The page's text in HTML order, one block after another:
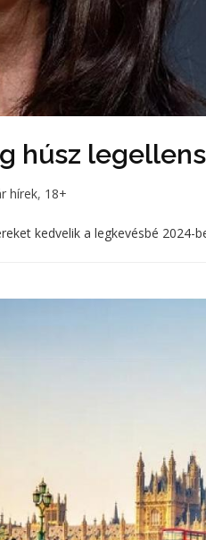
húsz
hírek, 18+
kedvelik a legkevésbé 2024-